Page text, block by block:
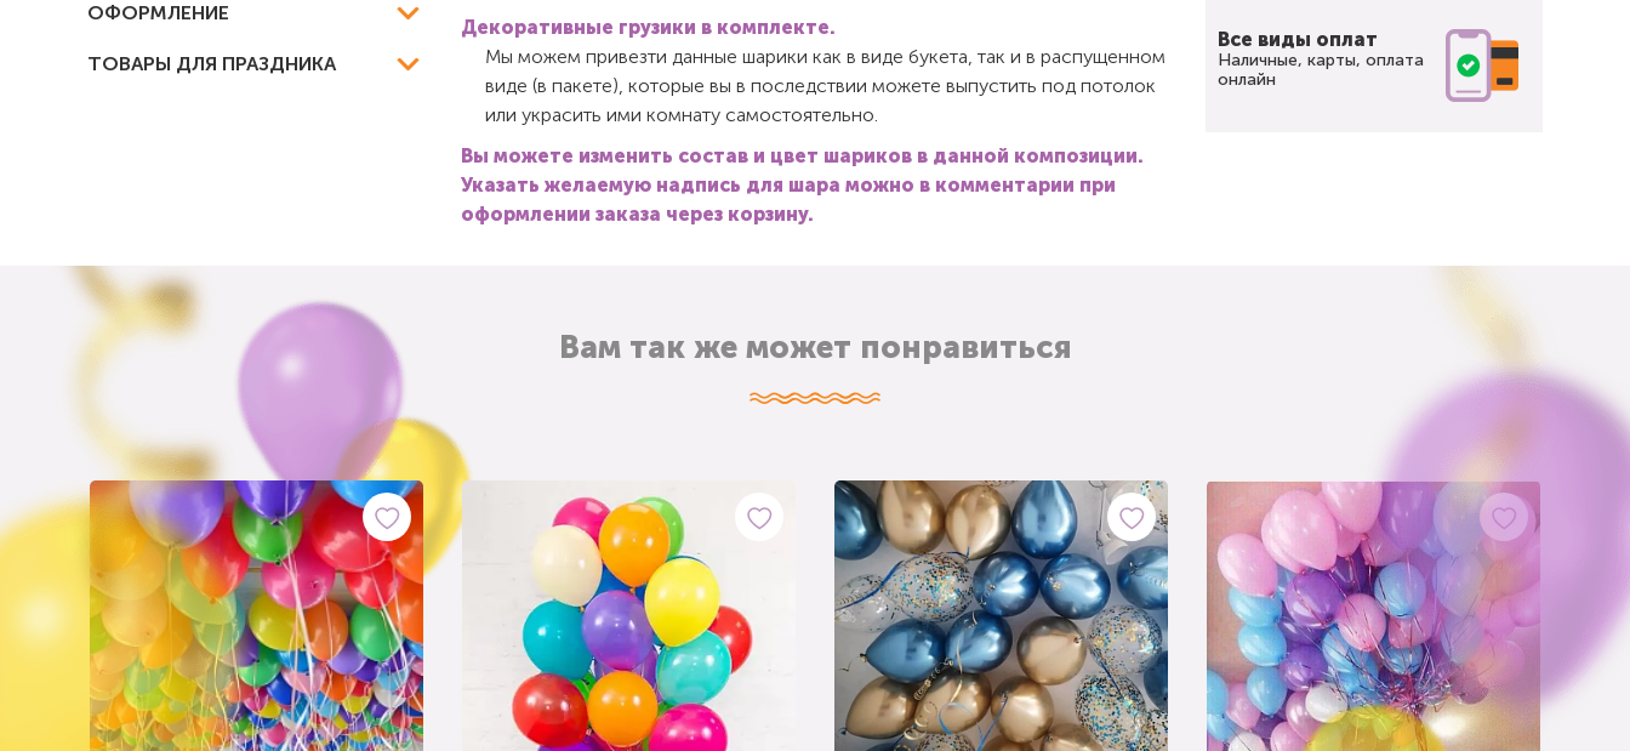
ОФОРМЛЕНИЕ
ТОВАРЫ ДЛЯ ПРАЗДНИКА
Декоративные грузики в комплекте.
Мы можем привезти данные шарики как в виде букета, так и в распущенном
виде (в пакете), которые вы в последствии можете выпустить под потолок
или украсить ими комнату самостоятельно.
Вы можете изменить состав и цвет шариков в данной композиции.
Указать желаемую надпись для шара можно в комментарии при
оформлении заказа через корзину.
Все виды оплат
Наличные, карты, оплата
онлайн
Вам так же может понравиться